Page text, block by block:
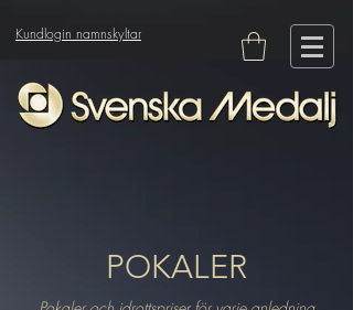
Kundlogin namnskyltar
POKALER